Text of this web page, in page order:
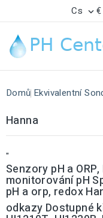
Cs 
Domů Ekvivalentní
Hanna
"
Senzory pH a
monitorování pH
pH a orp, redox
odkazy Dostupné